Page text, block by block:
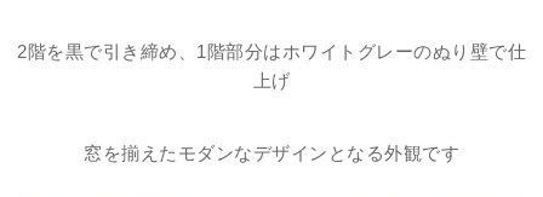
2階を黒で引き締め、1階部分はホワイトグレーのぬり壁で仕
上げ
窓を揃えたモダンなデザインとなる外観です